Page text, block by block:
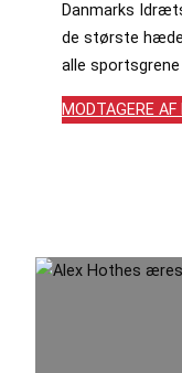
Danmarks
de største
alle sportsgrene
MODTAGERE